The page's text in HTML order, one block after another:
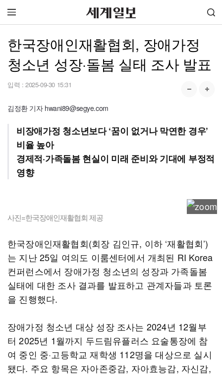
한국장애인재활협회, 장애가정
청소년 성장·돌봄 실태 조사 발표
입력 : 2025-09-30 15:31
김정환 기자 hwani89@segye.com
비장애가정 청소년보다 ‘꿈이 없거나 막연한 경우’
비율 높아
경제적·가족돌봄 현실이 미래 준비와 기대에 부정적
영향
사진=한국장애인재활협회 제공
한국장애인재활협회(회장 김인규, 이하 ‘재활협회’)
는 지난 25일 여의도 이룸센터에서 개최된 RI Korea
컨퍼런스에서 장애가정 청소년의 성장과 가족돌봄
실태에 대한 조사 결과를 발표하고 관계자들과 토론
을 진행했다.
장애가정 청소년 대상 성장 조사는 2024년 12월부
터 2025년 1월까지 두드림유플러스 요술통장에 참
여 중인 중·고등학교 재학생 112명을 대상으로 실시
됐다. 주요 항목은 자아존중감, 자아효능감, 자신감,